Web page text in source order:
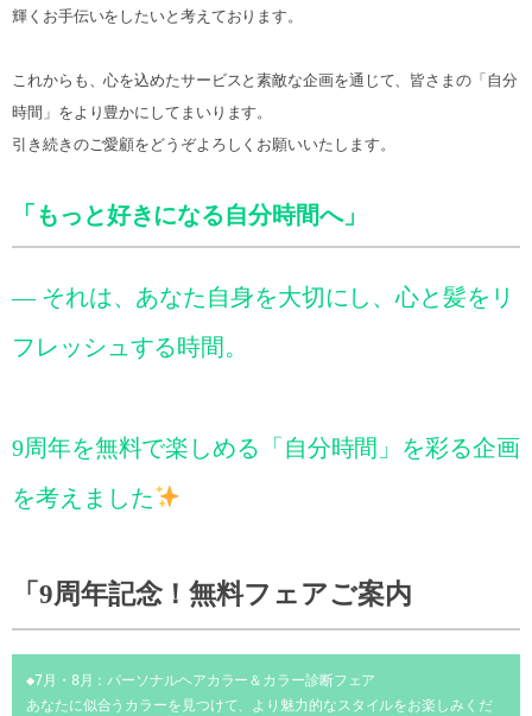
輝くお手伝いをしたいと考えております。
これからも、心を込めたサービスと素敵な企画を通じて、皆さまの「自分
時間」をより豊かにしてまいります。
引き続きのご愛顧をどうぞよろしくお願いいたします。
「もっと好きになる自分時間へ」
— それは、あなた自身を大切にし、心と髪をリ
フレッシュする時間。
9周年を無料で楽しめる「自分時間」を彩る企画
を考えました
「9周年記念！無料フェアご案内
◆7月・8月：パーソナルヘアカラー＆カラー診断フェア
あなたに似合うカラーを見つけて、より魅力的なスタイルをお楽しみくだ